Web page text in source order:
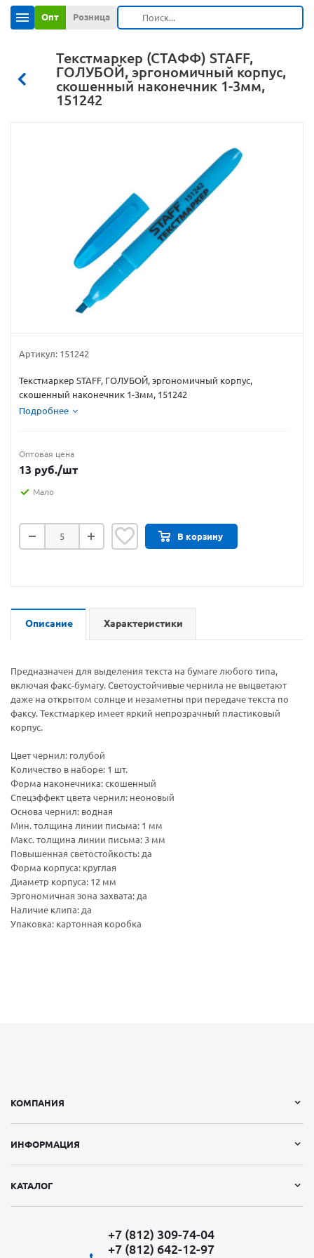
Опт Розница
Текстмаркер (СТАФФ) STAFF,
ГОЛУБОЙ, эргономичный корпус,
скошенный наконечник 1-3мм,
151242
Артикул: 151242
Текстмаркер STAFF, ГОЛУБОЙ, эргономичный корпус,
скошенный наконечник 1-3мм, 151242
Подробнее
Оптовая цена
13 руб./шт
Мало
В корзину
Описание Характеристики
Предназначен для выделения текста на бумаге любого типа,
включая факс-бумагу. Светоустойчивые чернила не выцветают
даже на открытом солнце и незаметны при передаче текста по
факсу. Текстмаркер имеет яркий непрозрачный пластиковый
корпус.
Цвет чернил: голубой
Количество в наборе: 1 шт.
Форма наконечника: скошенный
Спецэффект цвета чернил: неоновый
Основа чернил: водная
Мин. толщина линии письма: 1 мм
Макс. толщина линии письма: 3 мм
Повышенная светостойкость: да
Форма корпуса: круглая
Диаметр корпуса: 12 мм
Эргономичная зона захвата: да
Наличие клипа: да
Упаковка: картонная коробка
КОМПАНИЯ
ИНФОРМАЦИЯ
КАТАЛОГ
+7 (812) 309-74-04
+7 (812) 642-12-97